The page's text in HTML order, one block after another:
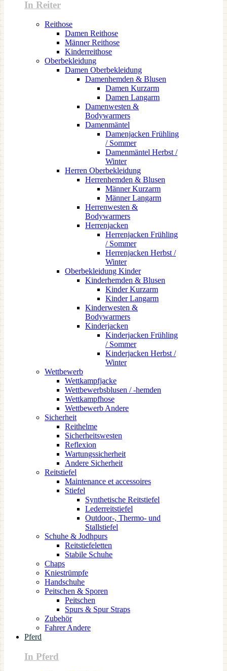
In Reiter
Reithose
Damen Reithose
Männer Reithose
Kinderreithose
Oberbekleidung
Damen Oberbekleidung
Damenhemden & Blusen
Damen Kurzarm
Damen Langarm
Damenwesten &
Bodywarmers
Damenmäntel
Damenjacken Frühling
/ Sommer
Damenmäntel Herbst /
Winter
Herren Oberbekleidung
Herrenhemden & Blusen
Männer Kurzarm
Männer Langarm
Herrenwesten &
Bodywarmers
Herrenjacken
Herrenjacken Frühling
/ Sommer
Herrenjacken Herbst /
Winter
Oberbekleidung Kinder
Kinderhemden & Blusen
Kinder Kurzarm
Kinder Langarm
Kinderwesten &
Bodywarmers
Kinderjacken
Kinderjacken Frühling
/ Sommer
Kinderjacken Herbst /
Winter
Wettbewerb
Wettkampfjacke
Wettbewerbsblusen / -hemden
Wettkampfhose
Wettbewerb Andere
Sicherheit
Reithelme
Sicherheitswesten
Reflexion
Wartungssicherheit
Andere Sicherheit
Reitstiefel
Maintenance et accessoires
Stiefel
Synthetische Reitstiefel
Lederreitstiefel
Outdoor-, Thermo- und
Stallstiefel
Schuhe & Jodhpurs
Reitstiefeletten
Stabile Schuhe
Chaps
Kniestrümpfe
Handschuhe
Peitschen & Sporen
Peitschen
Spurs & Spur Straps
Zubehör
Fahrer Andere
Pferd
In Pferd